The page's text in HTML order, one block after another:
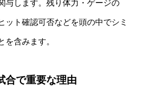
与します。残り体力・ゲージの
ット確認可否などを頭の中でシミ
を含みます。
合で重要な理由